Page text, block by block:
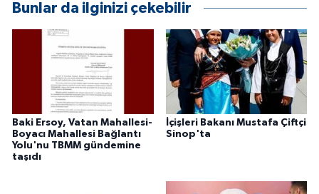
Bunlar da ilginizi çekebilir
Baki Ersoy, Vatan Mahallesi-
Boyacı Mahallesi Bağlantı
Yolu'nu TBMM gündemine
taşıdı
İçişleri Bakanı Mustafa Çiftçi
Sinop'ta